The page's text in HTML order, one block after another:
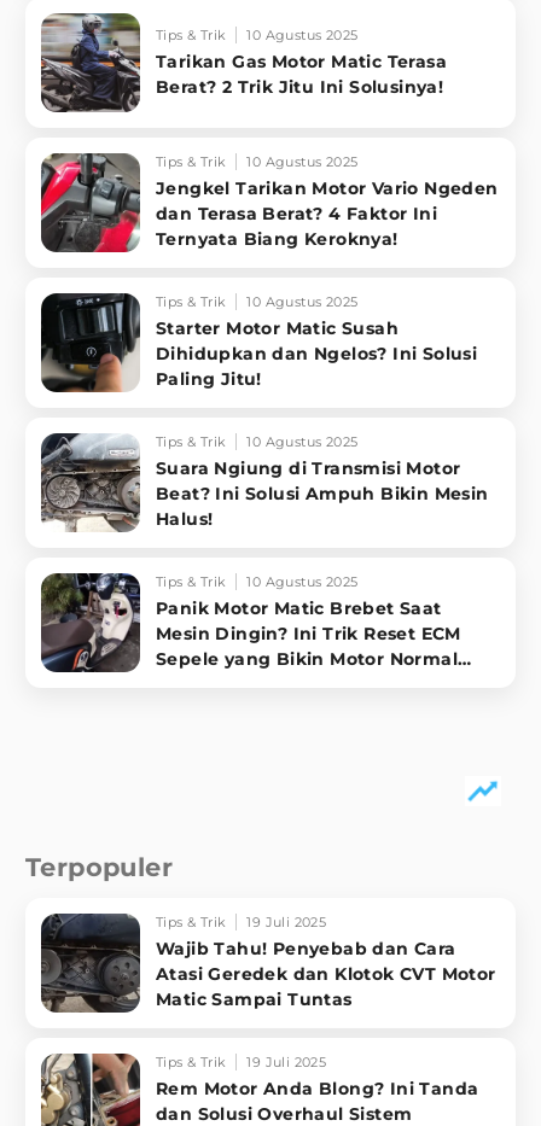
Tips & Trik 10 Agustus 2025
Tarikan Gas Motor Matic Terasa
Berat? 2 Trik Jitu Ini Solusinya!
Tips & Trik 10 Agustus 2025
Jengkel Tarikan Motor Vario Ngeden
dan Terasa Berat? 4 Faktor Ini
Ternyata Biang Keroknya!
Tips & Trik 10 Agustus 2025
Starter Motor Matic Susah
Dihidupkan dan Ngelos? Ini Solusi
Paling Jitu!
Tips & Trik 10 Agustus 2025
Suara Ngiung di Transmisi Motor
Beat? Ini Solusi Ampuh Bikin Mesin
Halus!
Tips & Trik 10 Agustus 2025
Panik Motor Matic Brebet Saat
Mesin Dingin? Ini Trik Reset ECM
Sepele yang Bikin Motor Normal
Terpopuler
Tips & Trik 19 Juli 2025
Wajib Tahu! Penyebab dan Cara
Atasi Geredek dan Klotok CVT Motor
Matic Sampai Tuntas
Tips & Trik 19 Juli 2025
Rem Motor Anda Blong? Ini Tanda
dan Solusi Overhaul Sistem